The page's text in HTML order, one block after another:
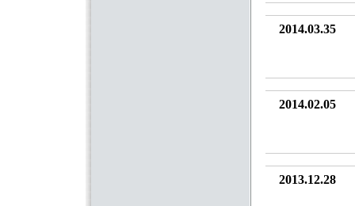
2014.03.35
2014.02.05
2013.12.28